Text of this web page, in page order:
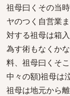
祖母曰くその当
ヤのつく自営業
対する祖母は箱
為す術もなくか
料、祖母曰くそ
中々の額)祖母は
祖母は地元から